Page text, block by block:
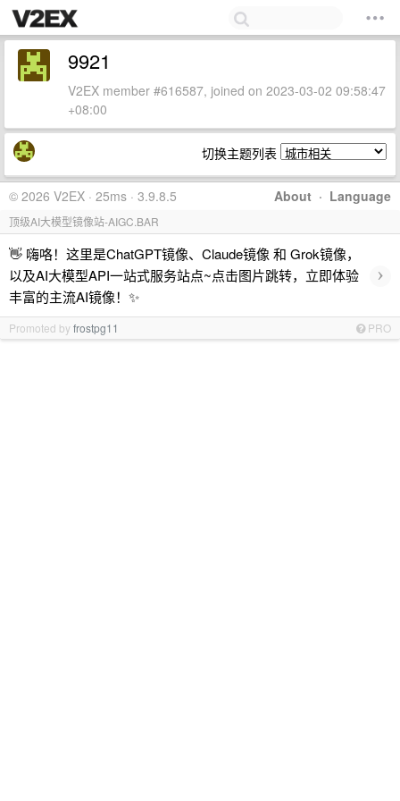
9921
V2EX member #616587, joined on 2023-03-02 09:58:47
+08:00
切换主题列表
About · Language
© 2026 V2EX · 25ms · 3.9.8.5
顶级AI大模型镜像站-AIGC.BAR
👋 嗨咯！这里是ChatGPT镜像、Claude镜像 和 Grok镜像，
以及AI大模型API一站式服务站点~点击图片跳转，立即体验
丰富的主流AI镜像！✨
›
Promoted byfrostpg11 PRO